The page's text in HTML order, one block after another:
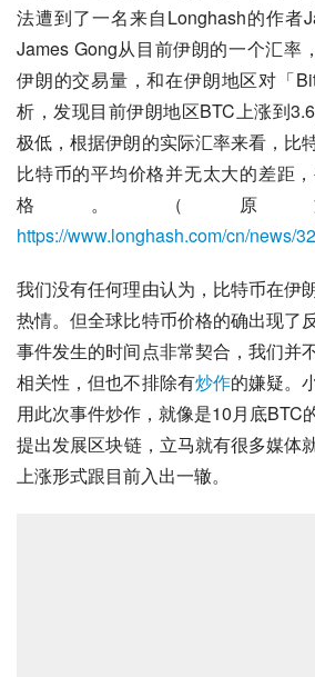
法遭到了一名来自Longhash的作者
James Gong从目前伊朗的一个汇率
伊朗的交易量，和在伊朗地区对「
析，发现目前伊朗地区BTC上涨到
极低，根据伊朗的实际汇率来看，比
比特币的平均价格并无太大的差距
格。（原
https://www.longhash.com/cn/news/
我们没有任何理由认为，比特币在伊
热情。但全球比特币价格的确出现了
事件发生的时间点非常契合，我们并
相关性，但也不排除有炒作的嫌疑。
用此次事件炒作，就像是10月底BTC
提出发展区块链，立马就有很多媒体
上涨形式跟目前入出一辙。